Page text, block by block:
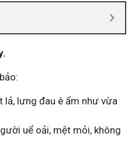
lả, lưng đau ê ẩm như vừa
uể oải, mệt mỏi, không